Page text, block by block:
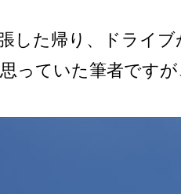
した帰り、ドライ
っていた筆者ですが